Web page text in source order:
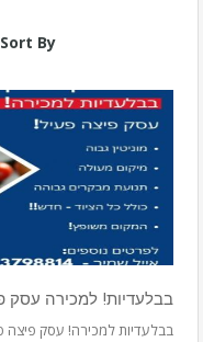
Sort By:
בבלעדיות! למכירה עסק
בבלעדיות למכירה! עסק פיצה